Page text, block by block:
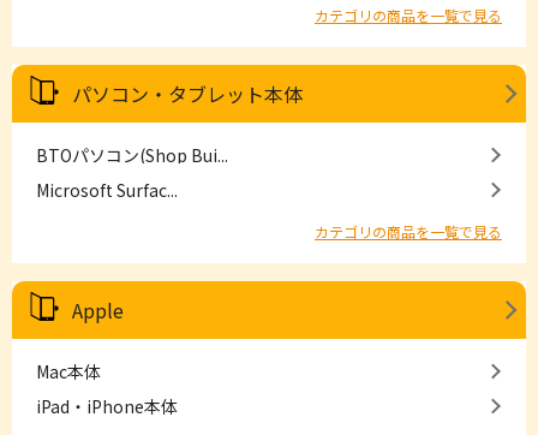
カテゴリの商品を一覧で見る
パソコン・タブレット本体
BTOパソコン(Shop Bui...
Microsoft Surfac...
カテゴリの商品を一覧で見る
Apple
Mac本体
iPad・iPhone本体